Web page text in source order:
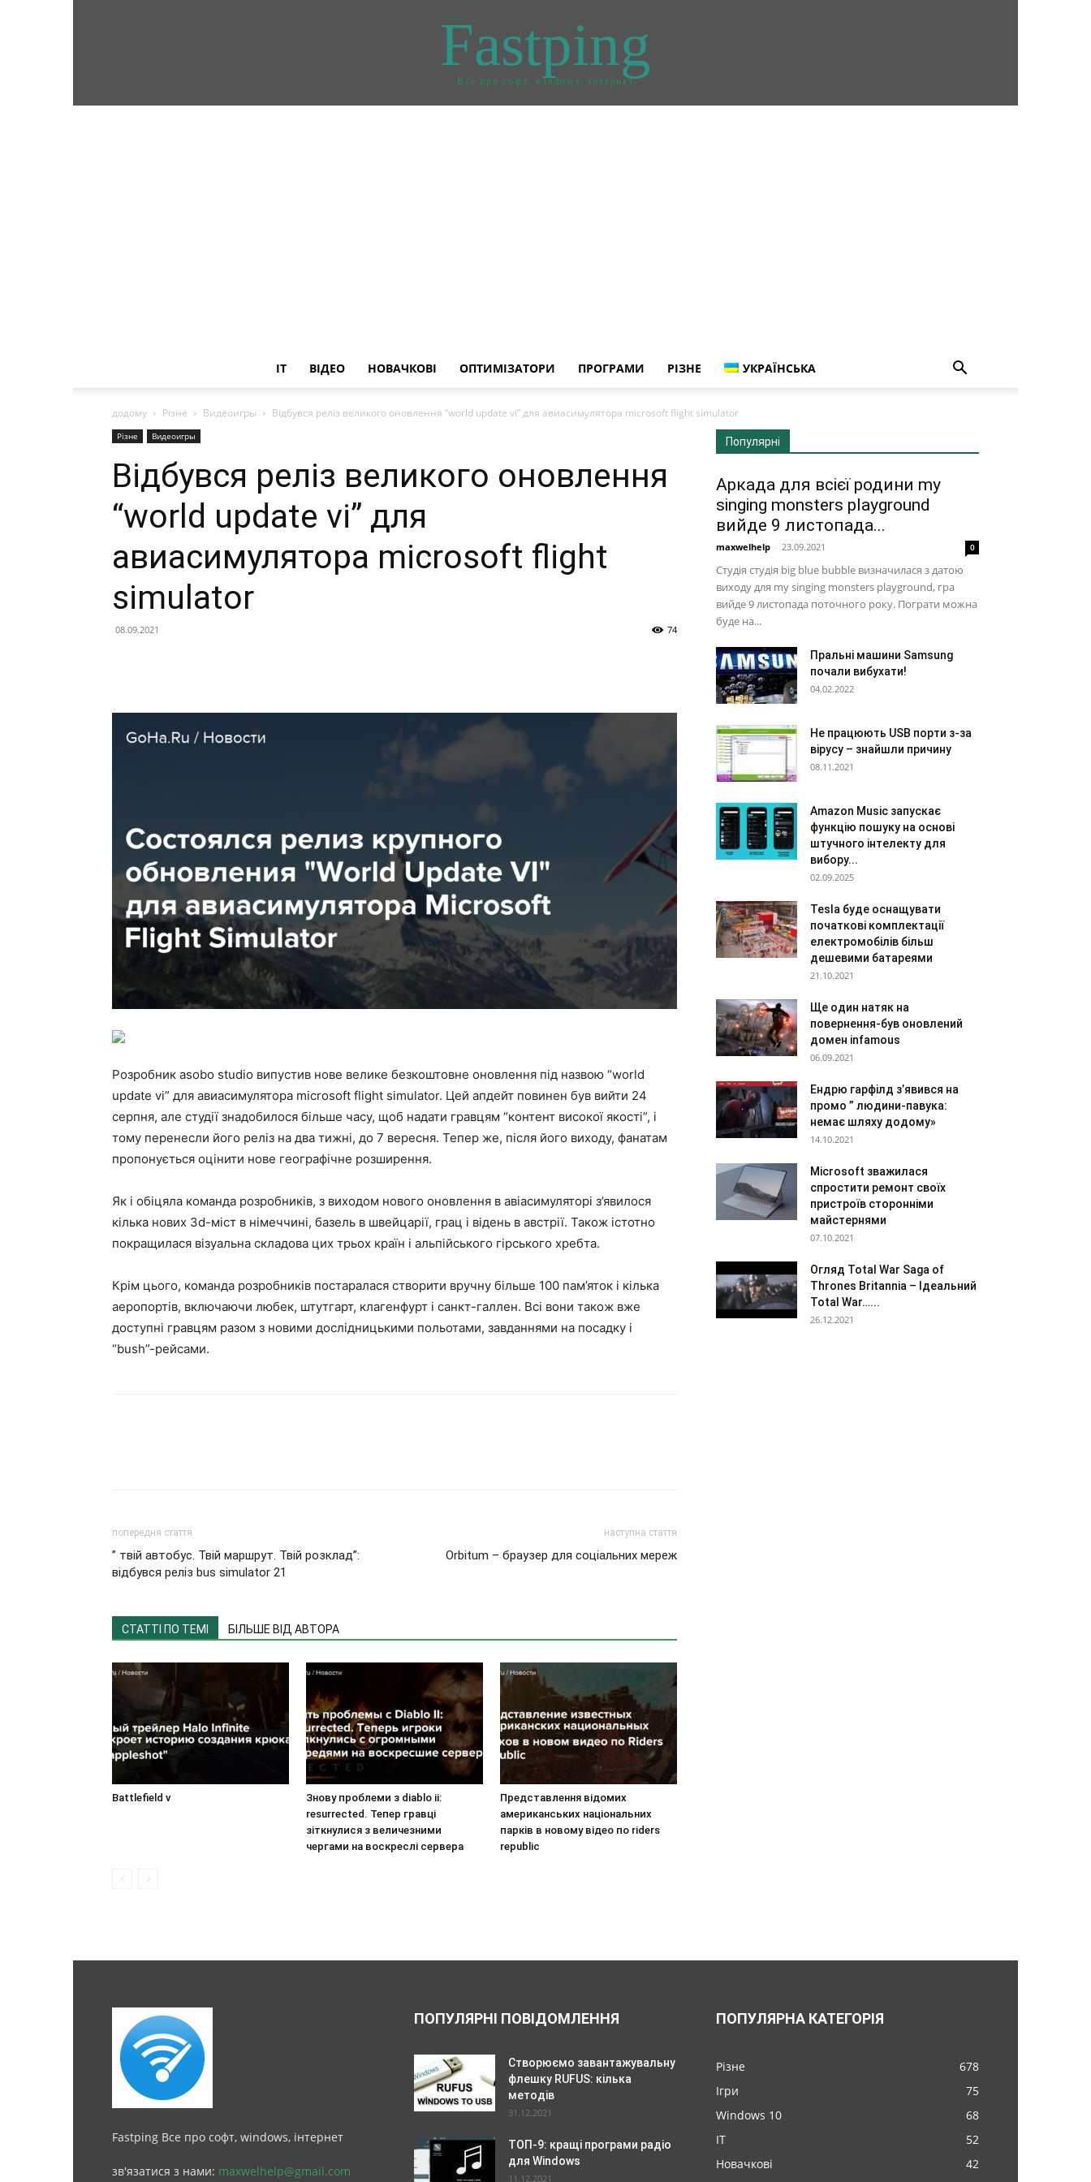
Fastping
Все про софт, windows, інтернет
IT ВІДЕО НОВАЧКОВІ ОПТИМІЗАТОРИ ПРОГРАМИ РІЗНЕ УКРАЇНСЬКА
додому Різне Видеоигры Відбувся реліз великого оновлення “world update vi” для авиасимулятора microsoft flight simulator
Різне Видеоигры
Відбувся реліз великого оновлення
“world update vi” для
авиасимулятора microsoft flight
simulator
08.09.2021 74
Розробник asobo studio випустив нове велике безкоштовне оновлення під назвою “world
update vi” для авиасимулятора microsoft flight simulator. Цей апдейт повинен був вийти 24
серпня, але студії знадобилося більше часу, щоб надати гравцям “контент високої якості”, і
тому перенесли його реліз на два тижні, до 7 вересня. Тепер же, після його виходу, фанатам
пропонується оцінити нове географічне розширення.
Як і обіцяла команда розробників, з виходом нового оновлення в авіасимуляторі з’явилося
кілька нових 3d-міст в німеччині, базель в швейцарії, грац і відень в австрії. Також істотно
покращилася візуальна складова цих трьох країн і альпійського гірського хребта.
Крім цього, команда розробників постаралася створити вручну більше 100 пам’яток і кілька
аеропортів, включаючи любек, штутгарт, клагенфурт і санкт-галлен. Всі вони також вже
доступні гравцям разом з новими дослідницькими польотами, завданнями на посадку і
“bush”-рейсами.
попередня стаття
” твій автобус. Твій маршрут. Твій розклад”:
відбувся реліз bus simulator 21
наступна стаття
Orbitum – браузер для соціальних мереж
СТАТТІ ПО ТЕМІ БІЛЬШЕ ВІД АВТОРА
Battlefield v
Знову проблеми з diablo ii:
resurrected. Тепер гравці
зіткнулися з величезними
чергами на воскреслі сервера
Представлення відомих
американських національних
парків в новому відео по riders
republic
Популярні
Аркада для всієї родини my
singing monsters playground
вийде 9 листопада...
maxwelhelp - 23.09.2021 0
Студія студія big blue bubble визначилася з датою
виходу для my singing monsters playground, гра
вийде 9 листопада поточного року. Пограти можна
буде на...
Пральні машини Samsung
почали вибухати!
04.02.2022
Не працюють USB порти з-за
вірусу – знайшли причину
08.11.2021
Amazon Music запускає
функцію пошуку на основі
штучного інтелекту для
вибору...
02.09.2025
Tesla буде оснащувати
початкові комплектації
електромобілів більш
дешевими батареями
21.10.2021
Ще один натяк на
повернення-був оновлений
домен infamous
06.09.2021
Ендрю гарфілд з’явився на
промо ” людини-павука:
немає шляху додому»
14.10.2021
Microsoft зважилася
спростити ремонт своїх
пристроїв сторонніми
майстернями
07.10.2021
Огляд Total War Saga of
Thrones Britannia – Ідеальний
Total War…...
26.12.2021
Fastping Все про софт, windows, інтернет
зв'язатися з нами: maxwelhelp@gmail.com
ПОПУЛЯРНІ ПОВІДОМЛЕННЯ
Створюємо завантажувальну
флешку RUFUS: кілька
методів
31.12.2021
ТОП-9: кращі програми радіо
для Windows
11.12.2021
ПОПУЛЯРНА КАТЕГОРІЯ
Різне
678
Ігри
75
Windows 10
68
IT
52
Новачкові
42